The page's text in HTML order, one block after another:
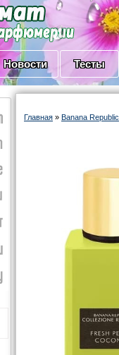
Новости Тесты
Главная » Banana Republic